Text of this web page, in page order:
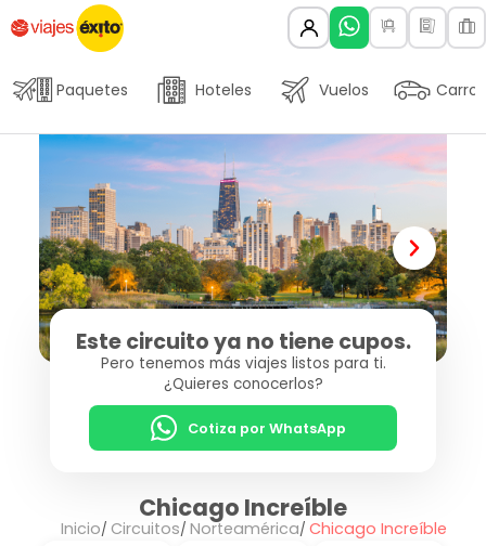
Paquetes Hoteles Vuelos Carros
Este circuito ya no tiene cupos.
Pero tenemos más viajes listos para ti.
¿Quieres conocerlos?
Cotiza por WhatsApp
Chicago Increíble
Inicio Circuitos Norteamérica Chicago Increíble